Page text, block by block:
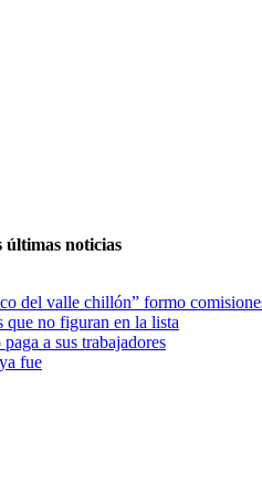
últimas noticias
del valle chillón” formo
que no figuran en la lista
a sus trabajadores
fue